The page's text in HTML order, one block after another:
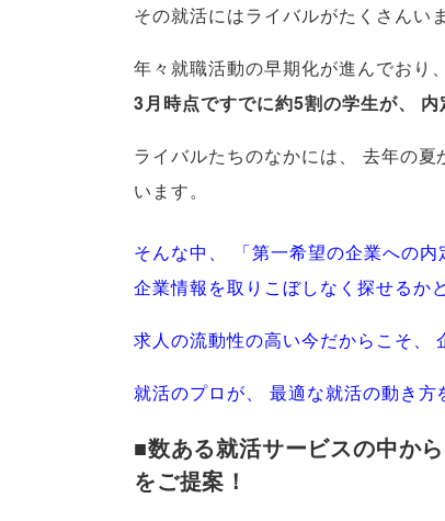
その就活にはライバルがたくさんい
年々就職活動の早期化が進んでおり 、
3月時点ですでに約5割の学生が、 内
ライバルたちのなかには、 去年の夏
います。
そんな中 、 「第一希望の企業への内
企業情報を取りこぼしなく探せるか
求人の流動性の高い今だからこそ、
就活のプロが、 最適な就活の動き方
■数ある就活サービスの中から
をご提案！